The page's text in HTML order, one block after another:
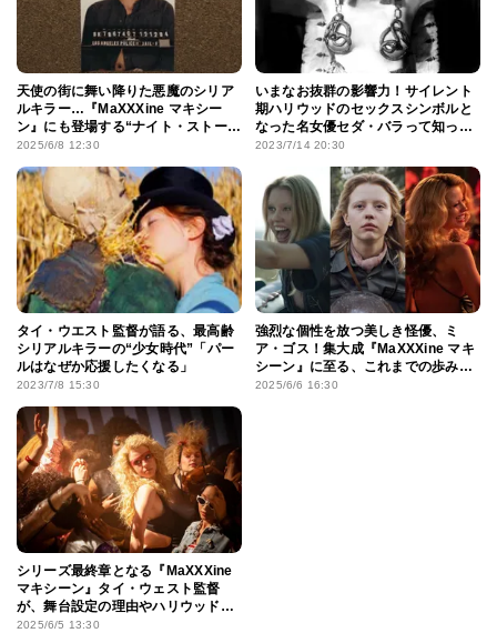
天使の街に舞い降りた悪魔のシリア
ルキラー…『MaXXXine マキシー
ン』にも登場する“ナイト・ストー
カー”とは？
2025/6/8 12:30
いまなお抜群の影響力！サイレント
期ハリウッドのセックスシンボルと
なった名女優セダ・バラって知って
る？
2023/7/14 20:30
タイ・ウエスト監督が語る、最高齢
シリアルキラーの“少女時代”「パー
ルはなぜか応援したくなる」
2023/7/8 15:30
強烈な個性を放つ美しき怪優、ミ
ア・ゴス！集大成『MaXXXine マキ
シーン』に至る、これまでの歩みを
プレイバック
2025/6/6 16:30
シリーズ最終章となる『MaXXXine
マキシーン』タイ・ウェスト監督
が、舞台設定の理由やハリウッドで
の大規模ロケの裏側を明かす
2025/6/5 13:30